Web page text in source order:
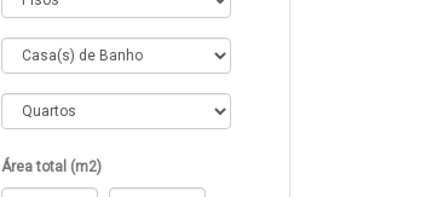
Área total (m2)